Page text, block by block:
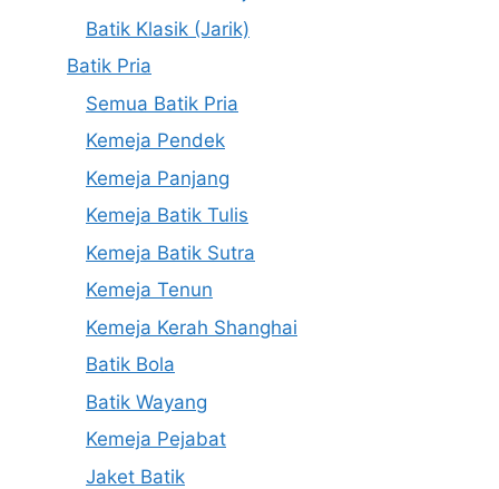
Batik Klasik (Jarik)
Batik Pria
Semua Batik Pria
Kemeja Pendek
Kemeja Panjang
Kemeja Batik Tulis
Kemeja Batik Sutra
Kemeja Tenun
Kemeja Kerah Shanghai
Batik Bola
Batik Wayang
Kemeja Pejabat
Jaket Batik